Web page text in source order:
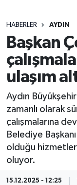
HABERLER AYDIN
Başkan
ulaşım
Aydın
zamanlı olarak
çalışmalarına
Belediye
olduğu hizmetler
oluyor.
15.12.2025 - 12:25